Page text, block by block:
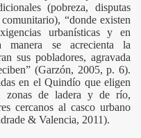
(pobreza, disputas
“donde existen
urbanísticas y en
manera se acrecienta la
sus pobladores, agravada
(Garzón, 2005, p. 6).
en el Quindío que eligen
zonas de ladera y de río,
cercanos al casco urbano
& Valencia, 2011).